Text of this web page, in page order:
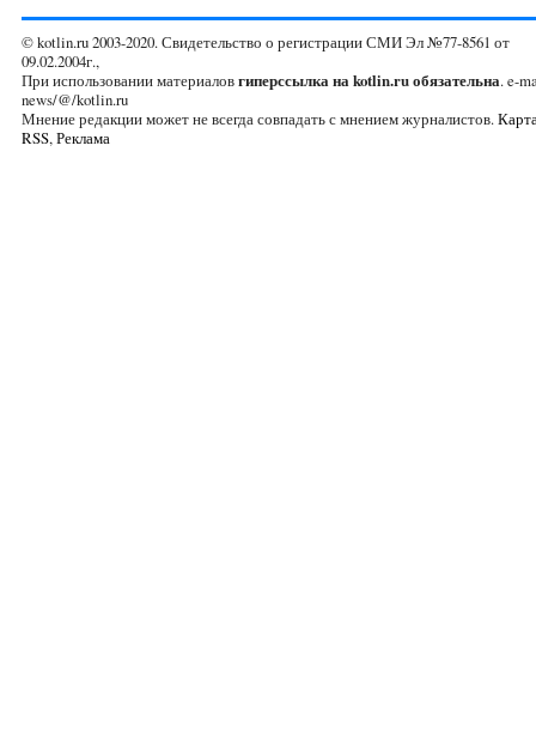
© kotlin.ru 2003-2020. Свидетельство о регистрации СМИ Эл №77-8561 от
09.02.2004г.,
При использовании материаловгиперссылка на kotlin.ru обязательна. e-
news/@/kotlin.ru
Мнение редакции может не всегда совпадать с мнением журналистов.
RSS,Реклама